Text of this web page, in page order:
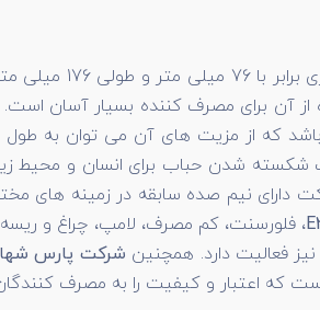
دارای حبابی
از آن برای مصرف کننده بسیار آسان است.
لومن، شدت جریان 0.73 آمپر و زاویه تابش 360 درجه می باشد که از
شکسته شدن حباب برای انسان و محیط
نیم صده سابقه در زمینه های
نیز فعالیت دارد. همچنین شرکت پارس